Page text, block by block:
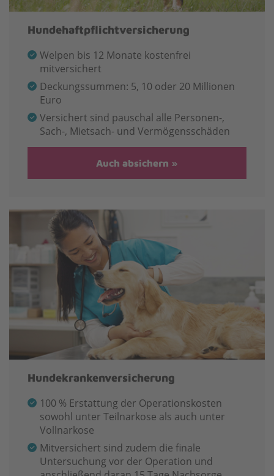
Hundehaftpflichtversicherung
Welpen bis 12 Monate kostenfrei
mitversichert
Deckungssummen: 5, 10 oder 20 Millionen
Euro
Versichert sind pauschal alle Personen-,
Sach-, Mietsach- und Vermögensschäden
Auch absichern
Hundekrankenversicherung
100 % Erstattung der Operationskosten
sowohl unter Teilnarkose als auch unter
Vollnarkose
Mitversichert sind zudem die finale
Untersuchung vor der Operation und